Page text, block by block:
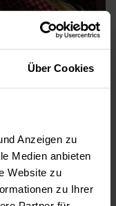
Über Cookies
Anzeigen zu
Medien anbieten
Website zu
zu Ihrer
Fassanstich